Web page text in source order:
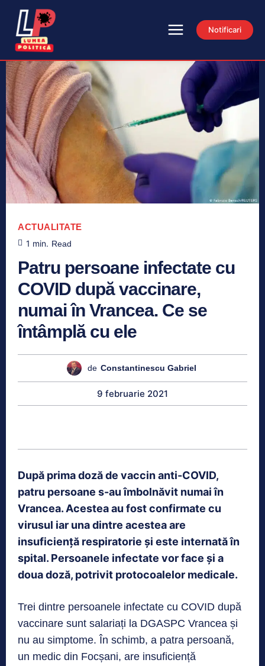
Notificari
ACTUALITATE
1 min. Read
Patru persoane infectate cu
COVID după vaccinare,
numai în Vrancea. Ce se
întâmplă cu ele
de Constantinescu Gabriel
9 februarie 2021
După prima doză de vaccin anti-COVID,
patru persoane s-au îmbolnăvit numai în
Vrancea. Acestea au fost confirmate cu
virusul iar una dintre acestea are
insuficiență respiratorie și este internată în
spital. Persoanele infectate vor face și a
doua doză, potrivit protocoalelor medicale.
Trei dintre persoanele infectate cu COVID după
vaccinare sunt salariați la DGASPC Vrancea și
nu au simptome. În schimb, a patra persoană,
un medic din Focșani, are insuficiență